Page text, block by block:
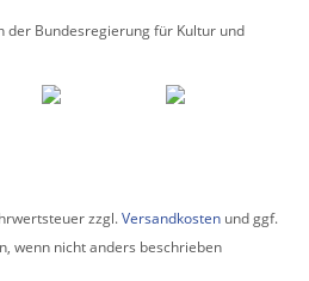
Bundesregierung für Kultur und
zzgl.Versandkosten und ggf.
wenn nicht anders beschrieben